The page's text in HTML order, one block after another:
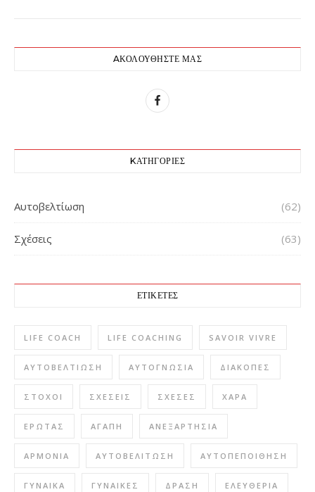
AΚΟΛΟΥΘΉΣΤΕ ΜΑΣ
KΑΤΗΓΟΡΊΕΣ
Αυτοβελτίωση (62)
Σχέσεις (63)
ΕΤΙΚΈΤΕΣ
LIFE COACH LIFE COACHING SAVOIR VIVRE
ΑΥΤΟΒΕΛΤΊΩΣΗ ΑΥΤΟΓΝΩΣΊΑ ΔΙΑΚΟΠΈΣ
ΣΤΌΧΟΙ ΣΧΈΣΕΙΣ ΣΧΈΣΕΣ ΧΑΡΆ
ΈΡΩΤΑΣ ΑΓΆΠΗ ΑΝΕΞΑΡΤΗΣΊΑ
ΑΡΜΟΝΊΑ ΑΥΤΟΒΕΛΊΤΩΣΗ ΑΥΤΟΠΕΠΟΊΘΗΣΗ
ΓΥΝΑΊΚΑ ΓΥΝΑΊΚΕΣ ΔΡΆΣΗ ΕΛΕΥΘΕΡΊΑ